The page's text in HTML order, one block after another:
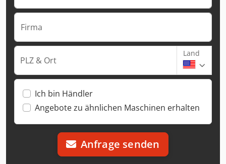
Firma
PLZ & Ort
Land
Ich bin Händler
Angebote zu ähnlichen Maschinen erhalten
Anfrage senden